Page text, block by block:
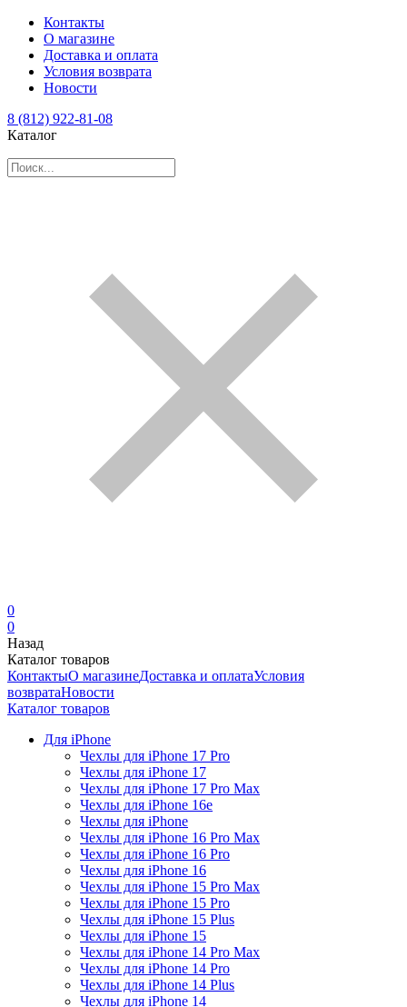
Контакты
О магазине
Доставка и оплата
Условия возврата
Новости
8 (812) 922-81-08
Каталог
0
0
Назад
Каталог товаров
КонтактыО магазинеДоставка и оплатаУсловия
возвратаНовости
Каталог товаров
Для iPhone
Чехлы для iPhone 17 Pro
Чехлы для iPhone 17
Чехлы для iPhone 17 Pro Max
Чехлы для iPhone 16e
Чехлы для iPhone
Чехлы для iPhone 16 Pro Max
Чехлы для iPhone 16 Pro
Чехлы для iPhone 16
Чехлы для iPhone 15 Pro Max
Чехлы для iPhone 15 Pro
Чехлы для iPhone 15 Plus
Чехлы для iPhone 15
Чехлы для iPhone 14 Pro Max
Чехлы для iPhone 14 Pro
Чехлы для iPhone 14 Plus
Чехлы для iPhone 14